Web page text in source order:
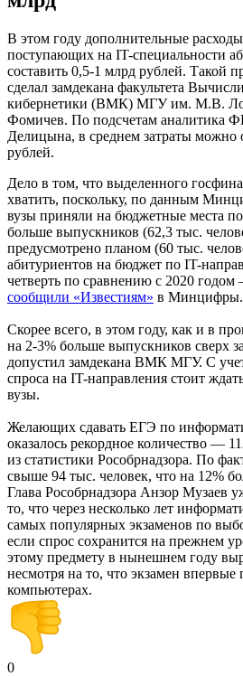
В этом году дополнительные
поступающих на IT-специальности
составить 0,5-1 млрд рублей. Такой
сделал замдекана факультета
кибернетики (ВМК) МГУ им. М.В.
Фомичев. По подсчетам аналитика
Делицына, в среднем затраты можно
рублей.
Дело в том, что выделенного
хватить, поскольку, по данным
вузы приняли на бюджетные места
больше выпускников (62,3 тыс.
предусмотрено планом (60 тыс.
абитуриентов на бюджет по IT-
четверть по сравнению с 2020
сообщили «Известиям» в Минцифры.
Скорее всего, в этом году, как и в
на 2-3% больше выпускников сверх
допустил замдекана ВМК МГУ. С
спроса на IT-направления стоит
вузы.
Желающих сдавать ЕГЭ по
оказалось рекордное количество —
из статистики Рособрнадзора. По
свыше 94 тыс. человек, что на 12%
Глава Рособрнадзора Анзор Музаев
то, что через несколько лет
самых популярных экзаменов по
если спрос сохранится на прежнем
этому предмету в нынешнем году
несмотря на то, что экзамен впервые
компьютерах.
0